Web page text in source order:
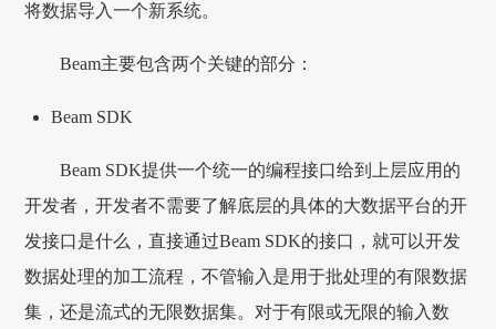
将数据导入一个新系统。
Beam主要包含两个关键的部分：
Beam SDK
Beam SDK提供一个统一的编程接口给到上层应用的
开发者，开发者不需要了解底层的具体的大数据平台的开
发接口是什么，直接通过Beam SDK的接口，就可以开发
数据处理的加工流程，不管输入是用于批处理的有限数据
集，还是流式的无限数据集。对于有限或无限的输入数